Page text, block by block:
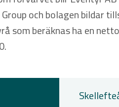
och bolagen bildar
som beräknas ha en